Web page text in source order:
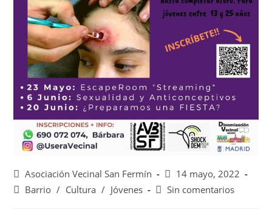
Asociación Vecinal San Fermín
14 mayo, 2022
Barrio / Cultura / Jóvenes Sin comentarios